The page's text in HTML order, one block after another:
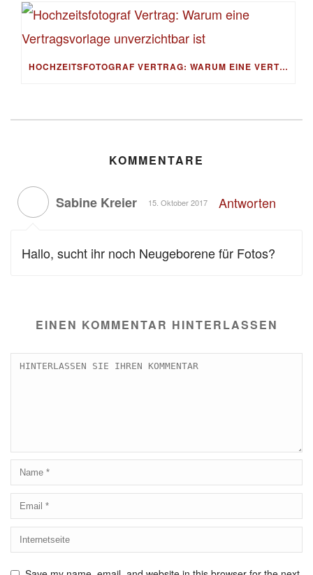
HOCHZEITSFOTOGRAF VERTRAG: WARUM EINE VERTRAGSVORLAGE UNVERZICHTBAR IST
KOMMENTARE
Sabine Kreier 15. Oktober 2017 Antworten
Hallo, sucht ihr noch Neugeborene für Fotos?
EINEN KOMMENTAR HINTERLASSEN